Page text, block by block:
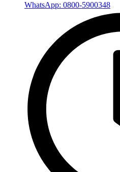
WhatsApp: 0800-5900348